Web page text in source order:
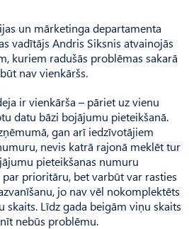
un mārketinga departamenta
vadītājs Andris Siksnis atvainojās
kuriem radušās problēmas sakarā
nav vienkāršs.
ir vienkārša – pāriet uz vienu
datu bāzi bojājumu pieteikšanā.
gan arī iedzīvotājiem
nevis katrā rajonā meklēt tur
pieteikšanas numuru
prioritāru, bet varbūt var rasties
jo nav vēl nokomplektēts
skaits. Līdz gada beigām viņu skaits
nebūs problēmu.